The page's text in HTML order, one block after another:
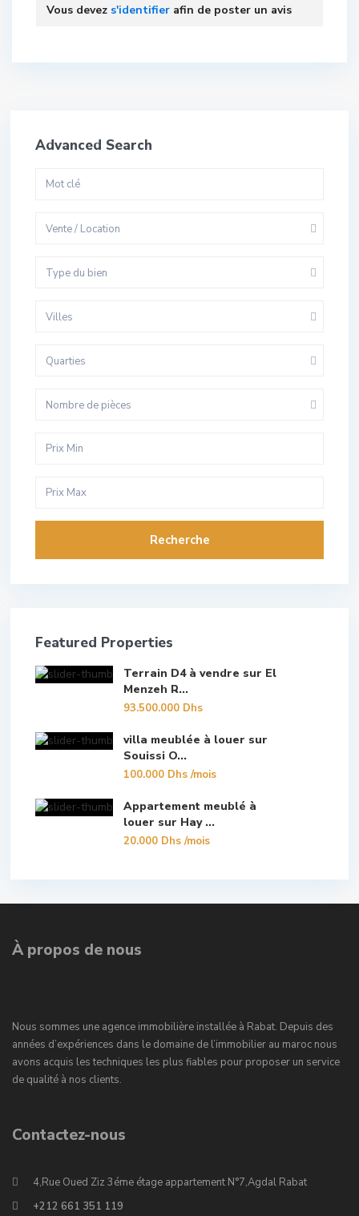
Vous devez s'identifier afin de poster un avis
Advanced Search
Vente / Location
Type du bien
Villes
Quarties
Nombre de pièces
Recherche
Featured Properties
Terrain D4 à vendre sur El
Menzeh R...
93.500.000 Dhs
villa meublée à louer sur
Souissi O...
100.000 Dhs/mois
Appartement meublé à
louer sur Hay ...
20.000 Dhs/mois
À propos de nous
Nous sommes une agence immobilière installée à Rabat. Depuis des
années d’expériences dans le domaine de l’immobilier au maroc nous
avons acquis les techniques les plus fiables pour proposer un service
de qualité à nos clients.
Contactez-nous
4,Rue Oued Ziz 3éme étage appartement N°7,Agdal Rabat
+212 661 351 119